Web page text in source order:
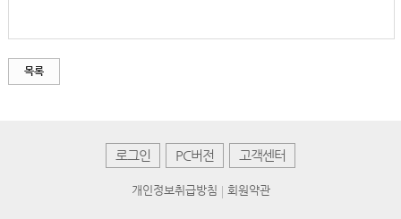
목록
로그인 PC버전 고객센터
개인정보취급방침 회원약관